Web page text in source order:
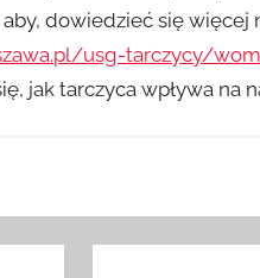
dowiedzieć się więcej
usg-tarczycy/
jak tarczyca wpływa na